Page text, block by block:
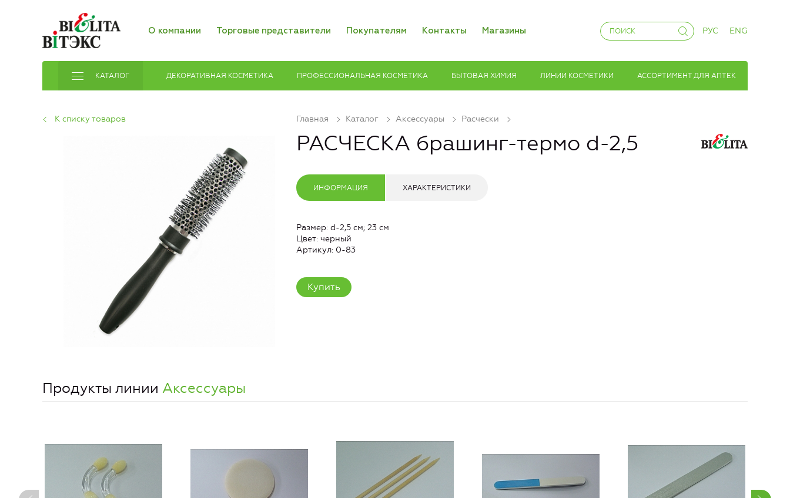
О компании Торговые представители Покупателям Контакты Магазины РУС ENG
КАТАЛОГ ДЕКОРАТИВНАЯ КОСМЕТИКА ПРОФЕССИОНАЛЬНАЯ КОСМЕТИКА БЫТОВАЯ ХИМИЯ ЛИНИИ КОСМЕТИКИ АССОРТИМЕНТ ДЛЯ АПТЕК
Главная Каталог Аксессуары Расчески
К списку товаров
РАСЧЕСКА брашинг-термо d-2,5
ИНФОРМАЦИЯ ХАРАКТЕРИСТИКИ
Размер: d-2,5 см; 23 см
Цвет: черный
Артикул: 0-83
Купить
Продукты линии Аксессуары